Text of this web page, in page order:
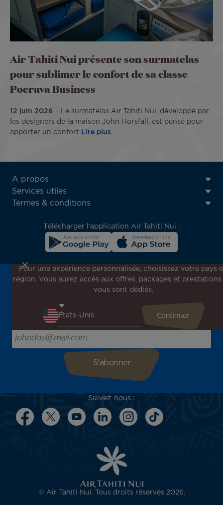
Air Tahiti Nui présente son surmatelas
pour sublimer le confort de sa classe
Poerava Business
12 juin 2026
Le surmatelas Air Tahiti Nui, développé par
les designers de la maison John Horsfall, est pensé pour
apporter un confort
Lire plus
ATN:
Footer
menu
A propos
Services utiles
Termes & conditions
Télécharger l'application Air Tahiti Nui :
Inscrivez-vous à notre newsletter !
Recevez en avant-première toutes nos offres spéciales et
l'inspiration pour votre prochain voyage !
Saisissez votre adresse e-mail ici
Suivez-nous :
Pour une expérience personnalisée, choisissez votre pays
région. Vous aurez accès aux offres, packages et prestations
vous sont dédiés.
© Air Tahiti Nui. Tous droits réservés 2026.